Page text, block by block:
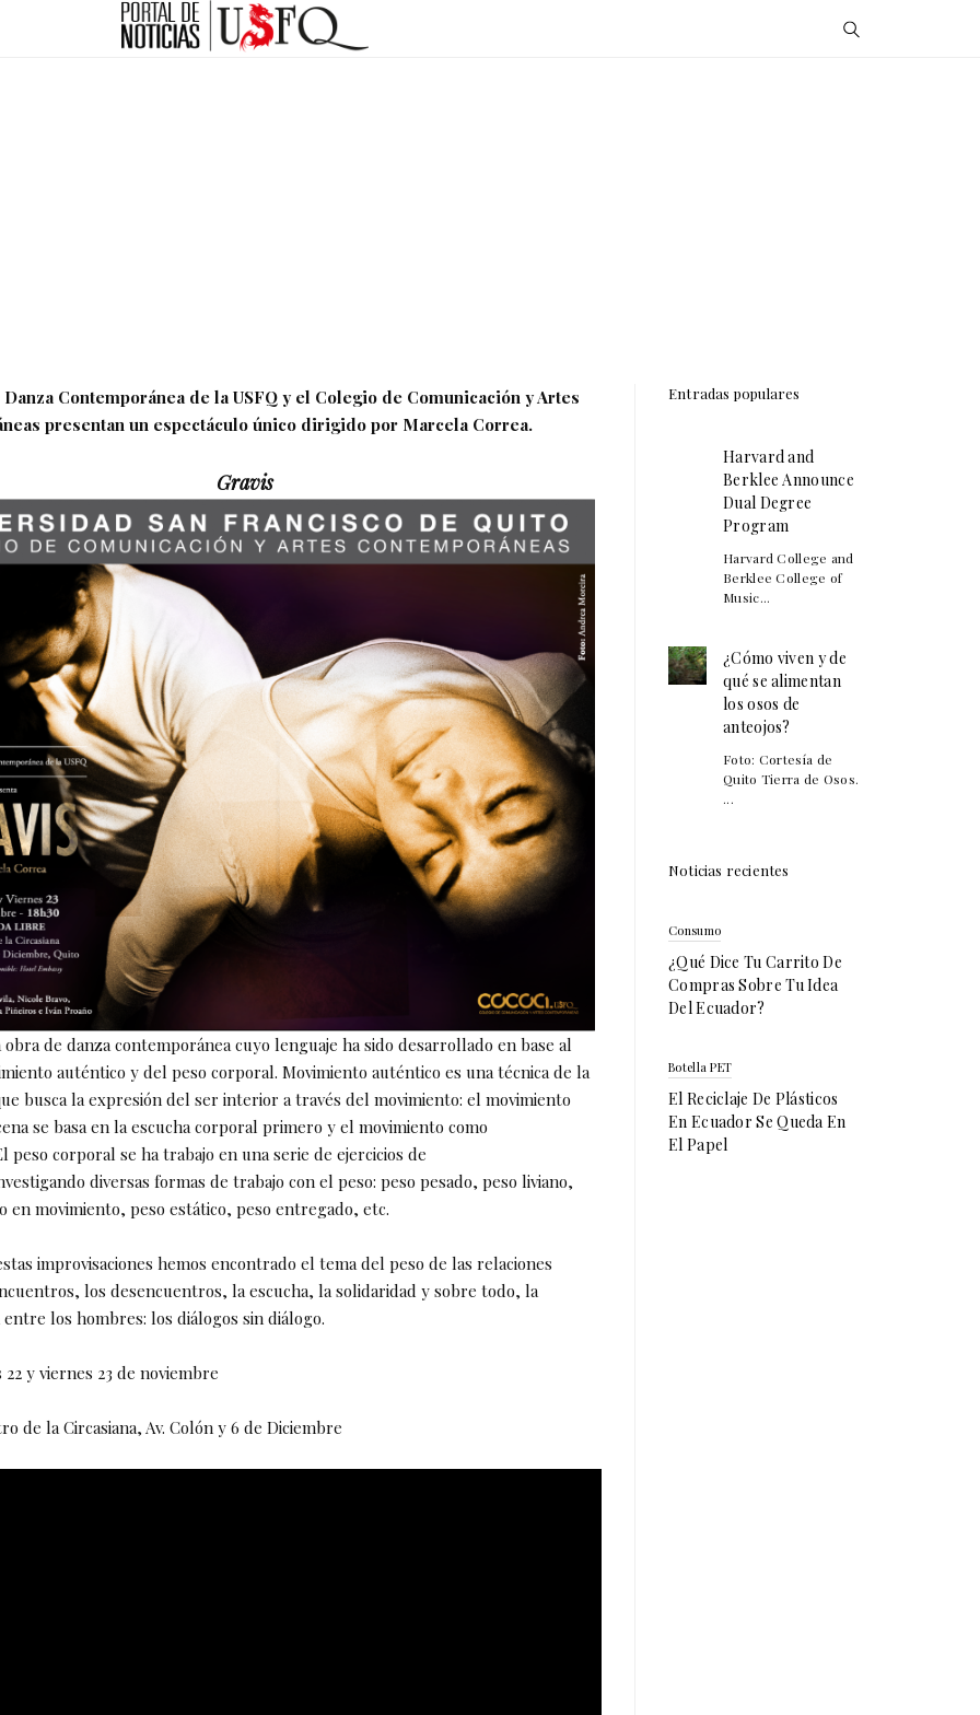
Contemporánea de la USFQ y el Colegio de Comunicación y Artes
presentan un espectáculo único dirigido por Marcela Correa.
Gravis
de danza contemporánea cuyo lenguaje ha sido desarrollado en base al
auténtico y del peso corporal. Movimiento auténtico es una técnica de la
busca la expresión del ser interior a través del movimiento: el movimiento
se basa en la escucha corporal primero y el movimiento como
peso corporal se ha trabajo en una serie de ejercicios de
diversas formas de trabajo con el peso: peso pesado, peso liviano,
en movimiento, peso estático, peso entregado, etc.
improvisaciones hemos encontrado el tema del peso de las relaciones
los desencuentros, la escucha, la solidaridad y sobre todo, la
entre los hombres: los diálogos sin diálogo.
22 y viernes 23 de noviembre
de la Circasiana, Av. Colón y 6 de Diciembre
Entradas populares
Harvard and
Berklee Announce
Dual Degree
Program
Harvard College and
Berklee College of
Music...
¿Cómo viven y de
qué se alimentan
los osos de
anteojos?
Foto: Cortesía de
Quito Tierra de Osos.
...
Noticias recientes
Consumo
¿Qué Dice Tu Carrito De
Compras Sobre Tu Idea
Del Ecuador?
Botella PET
El Reciclaje De Plásticos
En Ecuador Se Queda En
El Papel